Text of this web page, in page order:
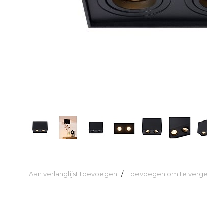
Aan verlanglijst toevoegen / Toevoegen om te